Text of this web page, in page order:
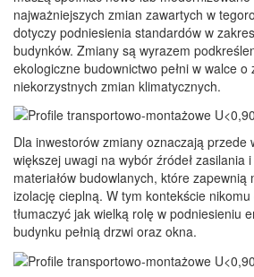
najważniejszych zmian zawartych w
dotyczy podniesienia standardów w
budynków. Zmiany są wyrazem
ekologiczne budownictwo pełni w walce o
niekorzystnych zmian klimatycznych.
Dla inwestorów zmiany oznaczają przede
większej uwagi na wybór źródeł zasilania
materiałów budowlanych, które zapewnią
izolację cieplną. W tym kontekście
tłumaczyć jak wielką rolę w podniesieniu
budynku pełnią drzwi oraz okna.